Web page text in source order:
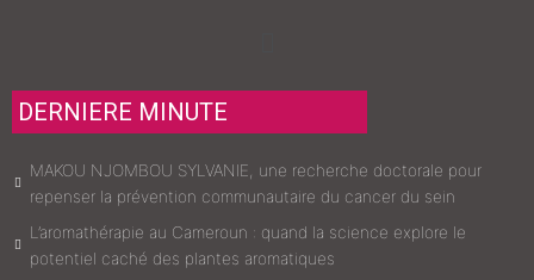
DERNIERE MINUTE
MAKOU NJOMBOU SYLVANIE, une recherche doctorale pour
repenser la prévention communautaire du cancer du sein
L’aromathérapie au Cameroun : quand la science explore le
potentiel caché des plantes aromatiques